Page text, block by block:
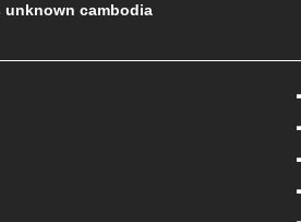
unknown cambodia